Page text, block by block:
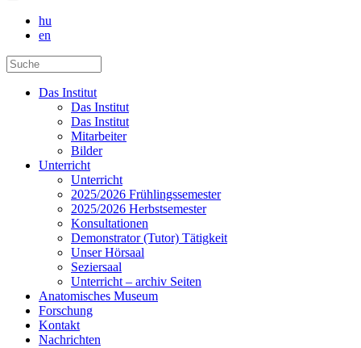
hu
en
Das Institut
Das Institut
Das Institut
Mitarbeiter
Bilder
Unterricht
Unterricht
2025/2026 Frühlingssemester
2025/2026 Herbstsemester
Konsultationen
Demonstrator (Tutor) Tätigkeit
Unser Hörsaal
Seziersaal
Unterricht – archiv Seiten
Anatomisches Museum
Forschung
Kontakt
Nachrichten